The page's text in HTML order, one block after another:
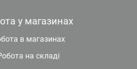
у магазинах
в магазинах
на складі